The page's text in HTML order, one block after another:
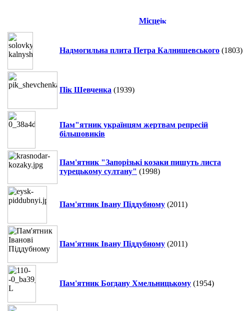
Місце
Надмогильна плита Петра Калнишевського (1803)
Пік Шевченка (1939)
Пам"ятник українцям жертвам репресій
більшовиків
Пам'ятник "Запорізькі козаки пишуть листа
турецькому султану" (1998)
Пам'ятник Івану Піддубному (2011)
Пам'ятник Івану Піддубному (2011)
Пам'ятник Богдану Хмельницькому (1954)